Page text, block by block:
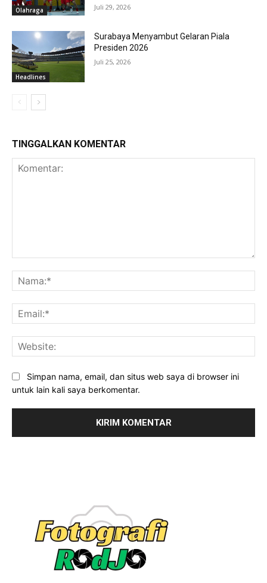
Olahraga Juli 29, 2026
Headlines
Surabaya Menyambut Gelaran Piala
Presiden 2026
Juli 25, 2026
TINGGALKAN KOMENTAR
Simpan nama, email, dan situs web saya di browser ini
untuk lain kali saya berkomentar.